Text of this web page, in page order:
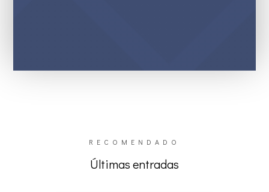
RECOMENDADO
Últimas entradas